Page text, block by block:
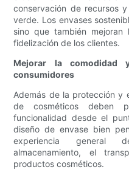
conservación de recursos
verde. Los envases
sino que también
fidelización de los clientes.
Mejorar la comodidad
consumidores
Además de la protección y
de cosméticos deben
funcionalidad desde el
diseño de envase bien
experiencia general
almacenamiento, el
productos cosméticos.